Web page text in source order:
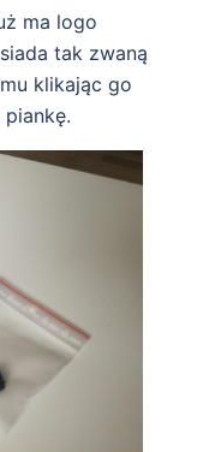
ma logo
tak zwaną
klikając go